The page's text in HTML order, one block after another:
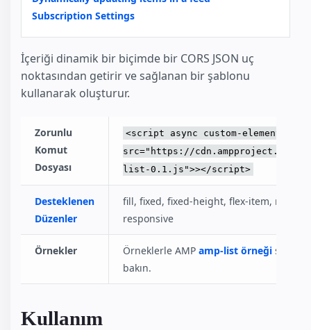
Subscription Settings
İçeriği dinamik bir biçimde bir CORS JSON uç
noktasından getirir ve sağlanan bir şablonu
kullanarak oluşturur.
Zorunlu
Komut
Dosyası
<script async custom-
src="https://cdn.ampproject.org/
list-0.1.js">></script>
Desteklenen
Düzenler
fill, fixed, fixed-height, flex-item,
responsive
Örnekler Örneklerle AMP amp-list örneği
bakın.
Kullanım